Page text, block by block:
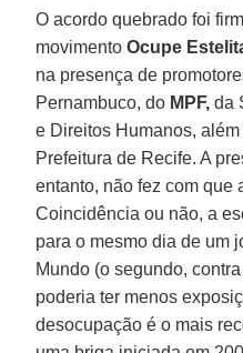
O acordo quebrado foi
movimentoOcupe
na presença de
Pernambuco, do MPF, da
e Direitos Humanos,
Prefeitura de Recife. A
entanto, não fez com que
Coincidência ou não, a
para o mesmo dia de um
Mundo (o segundo,
poderia ter menos
desocupação é o mais